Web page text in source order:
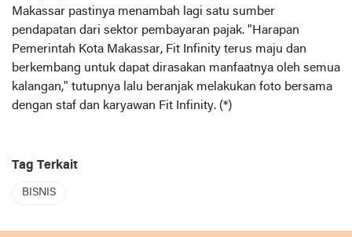
Makassar pastinya menambah lagi satu sumber
pendapatan dari sektor pembayaran pajak. "Harapan
Pemerintah Kota Makassar, Fit Infinity terus maju dan
berkembang untuk dapat dirasakan manfaatnya oleh semua
kalangan," tutupnya lalu beranjak melakukan foto bersama
dengan staf dan karyawan Fit Infinity. (*)
Tag Terkait
BISNIS